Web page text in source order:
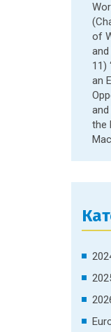
of
11)
an
the